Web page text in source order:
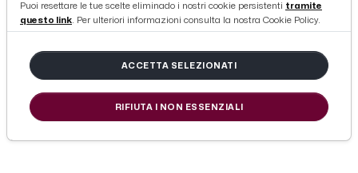
Ascoli Calcio, Varone si prepara
alla nuova stagione lavorando sodo
in palestra nel Modenese
di Redazione Picenotime
Puoi resettare le tue scelte eliminado i nostri cookie persistenti tramite
questo link. Per ulteriori informazioni consulta la nostra Cookie Policy.
ACCETTA SELEZIONATI
RIFIUTA I NON ESSENZIALI